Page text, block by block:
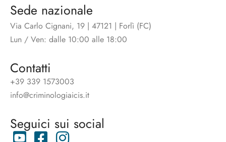
Sede nazionale
Via Carlo Cignani, 19 | 47121 | Forlì (FC)
Lun / Ven: dalle 10:00 alle 18:00
Contatti
+39 339 1573003
info@criminologiaicis.it
Seguici sui social